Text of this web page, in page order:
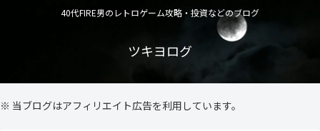
40代FIRE男のレトロゲーム攻略・投資などのブログ
ツキヨログ
※ 当ブログはアフィリエイト広告を利用しています。